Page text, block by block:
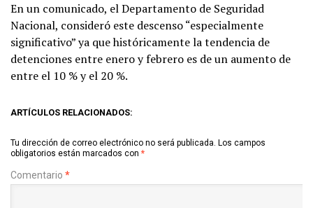
En un comunicado, el Departamento de Seguridad
Nacional, consideró este descenso “especialmente
significativo” ya que históricamente la tendencia de
detenciones entre enero y febrero es de un aumento de
entre el 10 % y el 20 %.
ARTÍCULOS RELACIONADOS:
Tu dirección de correo electrónico no será publicada. Los campos
obligatorios están marcados con *
Comentario *